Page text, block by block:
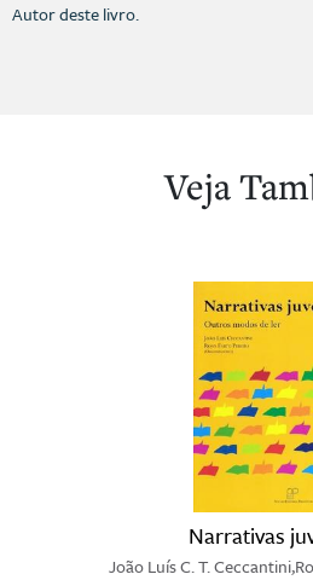
Autor deste livro.
Veja
Narrativas
João Luís C. T.